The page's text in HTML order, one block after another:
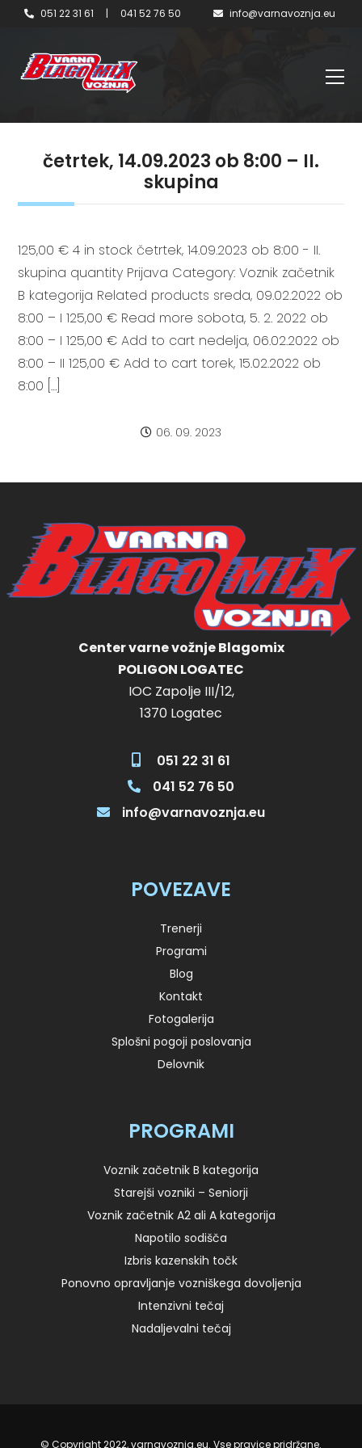
051 22 31 61 | 041 52 76 50 info@varnavoznja.eu
četrtek, 14.09.2023 ob 8:00 – II.
skupina
125,00 € 4 in stock četrtek, 14.09.2023 ob 8:00 - II.
skupina quantity Prijava Category: Voznik začetnik
B kategorija Related products sreda, 09.02.2022 ob
8:00 – I 125,00 € Read more sobota, 5. 2. 2022 ob
8:00 – I 125,00 € Add to cart nedelja, 06.02.2022 ob
8:00 – II 125,00 € Add to cart torek, 15.02.2022 ob
8:00 […]
06. 09. 2023
Center varne vožnje Blagomix
POLIGON LOGATEC
IOC Zapolje III/12,
1370 Logatec
051 22 31 61
041 52 76 50
info@varnavoznja.eu
POVEZAVE
Trenerji
Programi
Blog
Kontakt
Fotogalerija
Splošni pogoji poslovanja
Delovnik
PROGRAMI
Voznik začetnik B kategorija
Starejši vozniki – Seniorji
Voznik začetnik A2 ali A kategorija
Napotilo sodišča
Izbris kazenskih točk
Ponovno opravljanje vozniškega dovoljenja
Intenzivni tečaj
Nadaljevalni tečaj
© Copyright 2022, varnavoznja.eu. Vse pravice pridržane.